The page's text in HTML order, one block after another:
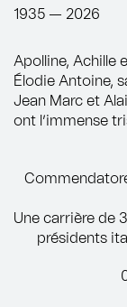
1935 — 2026
Apolline, Achille
Élodie Antoine,
Jean Marc et
ont l’immense
Une carrière de
présidents